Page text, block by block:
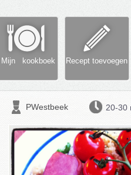
Mijn kookboek
Recept toevoegen
PWestbeek 20-30